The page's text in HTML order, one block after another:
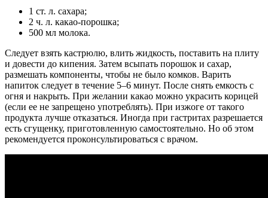
1 ст. л. сахара;
2 ч. л. какао-порошка;
500 мл молока.
Следует взять кастрюлю, влить жидкость, поставить на плиту
и довести до кипения. Затем всыпать порошок и сахар,
размешать компоненты, чтобы не было комков. Варить
напиток следует в течение 5–6 минут. После снять емкость с
огня и накрыть. При желании какао можно украсить корицей
(если ее не запрещено употреблять). При изжоге от такого
продукта лучше отказаться. Иногда при гастритах разрешается
есть сгущенку, приготовленную самостоятельно. Но об этом
рекомендуется проконсультироваться с врачом.